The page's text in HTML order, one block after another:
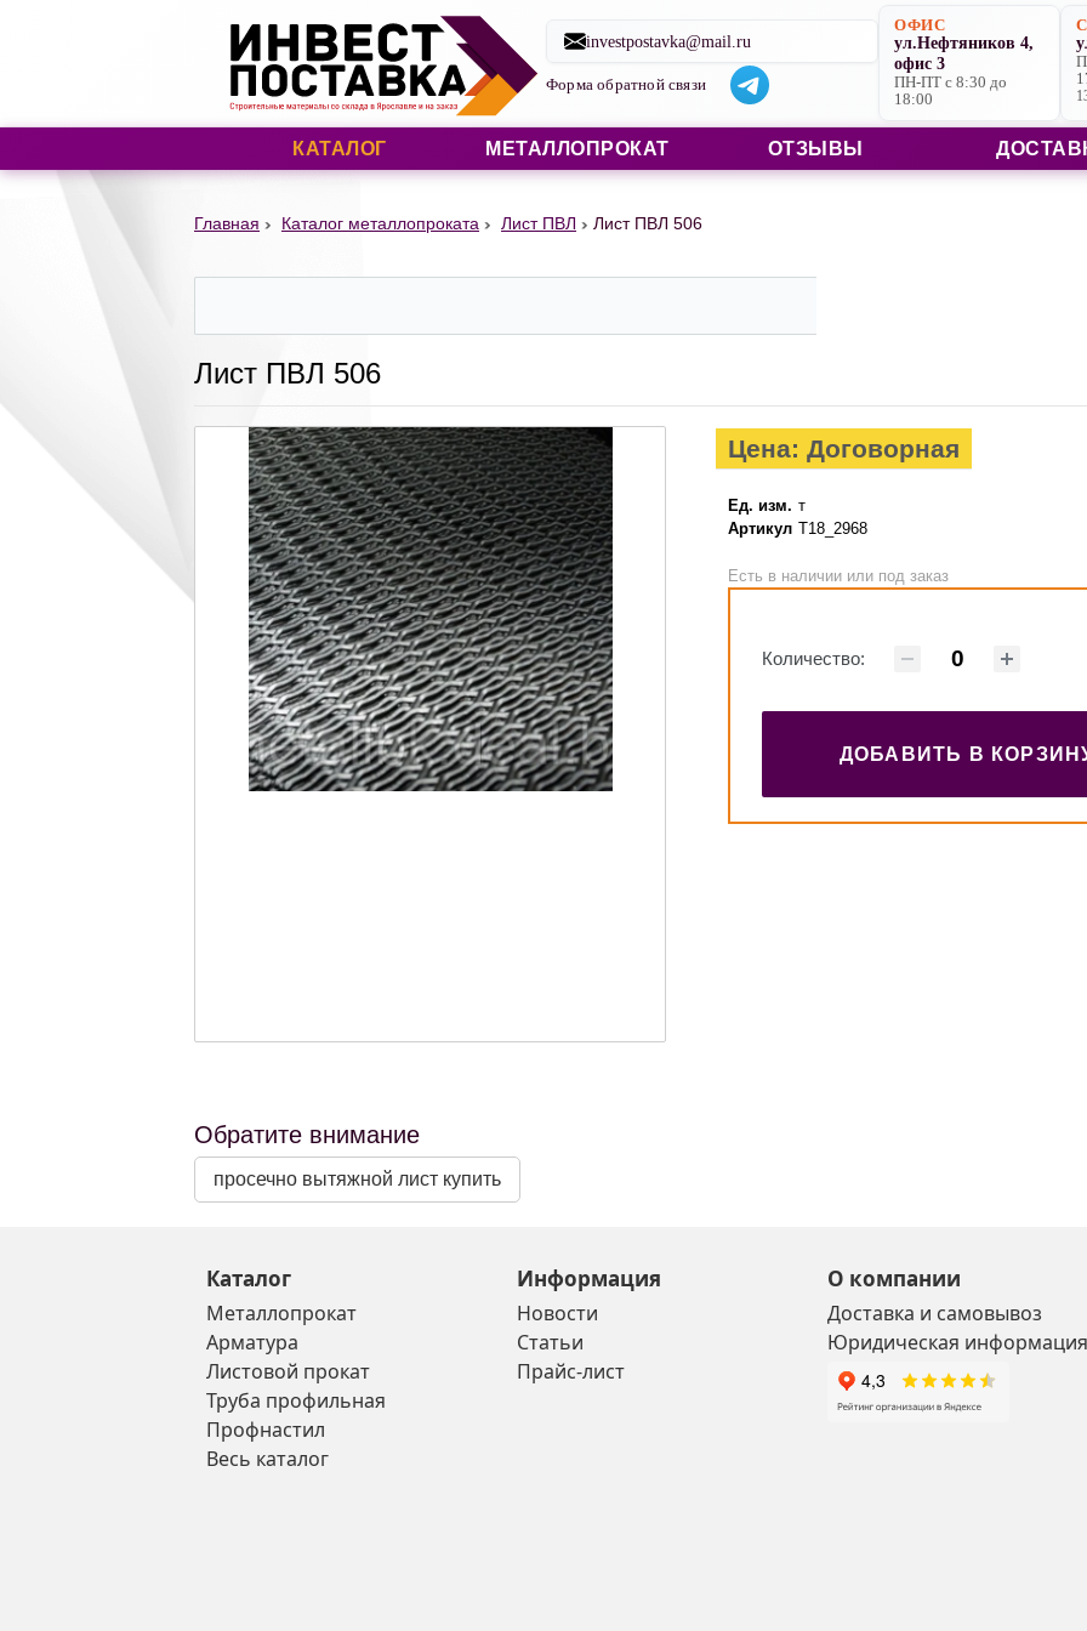
Строительные материалы со склада в Ярославле и на заказ
investpostavka@mail.ru
Форма обратной связи
ОФИС
ул.Нефтяников 4,
офис 3
ПН-ПТ с 8:30 до
18:00
КАТАЛОГ МЕТАЛЛОПРОКАТ ОТЗЫВЫ
Главная Каталог металлопроката Лист ПВЛ Лист ПВЛ 506
Лист ПВЛ 506
Цена: Договорная
Ед. изм. т
Артикул Т18_2968
Есть в наличии или под заказ
Количество:
ДОБАВИТЬ В
Обратите внимание
просечно вытяжной лист купить
Каталог
Металлопрокат
Арматура
Листовой прокат
Труба профильная
Профнастил
Весь каталог
Информация
Новости
Статьи
Прайс-лист
О компании
Доставка и самовывоз
Юридическая информация